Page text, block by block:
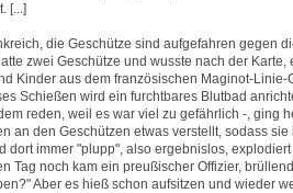
[...]
die Geschütze sind aufgefahren gegen
zwei Geschütze und wusste nach der Karte,
Kinder aus dem französischen Maginot-Linie-
Schießen wird ein furchtbares Blutbad
reden, weil es war viel zu gefährlich -, ging
an den Geschützen etwas verstellt, sodass
dort immer "plupp", also ergebnislos,
Tag noch kam ein preußischer Offizier,
Aber es hieß schon aufsitzen und wieder